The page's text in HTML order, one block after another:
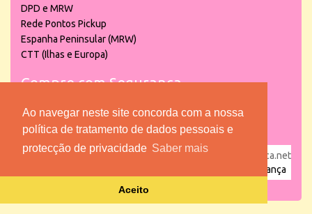
Ao navegar neste site concorda com a nossa
política de tratamento de dados pessoais e
protecção de privacidade Saber mais
Aceito
DPD e MRW
Rede Pontos Pickup
Espanha Peninsular (MRW)
CTT (Ilhas e Europa)
Compre com Segurança
powered by puber!a | © 2026 Copyright www.lojadacrianca.net
Loja da Criança